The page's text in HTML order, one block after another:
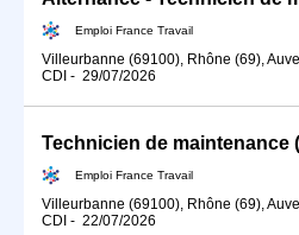
Emploi France Travail
Villeurbanne (69100), Rhône (69),
CDI - 29/07/2026
Technicien de maintenance
Emploi France Travail
Villeurbanne (69100), Rhône (69),
CDI - 22/07/2026